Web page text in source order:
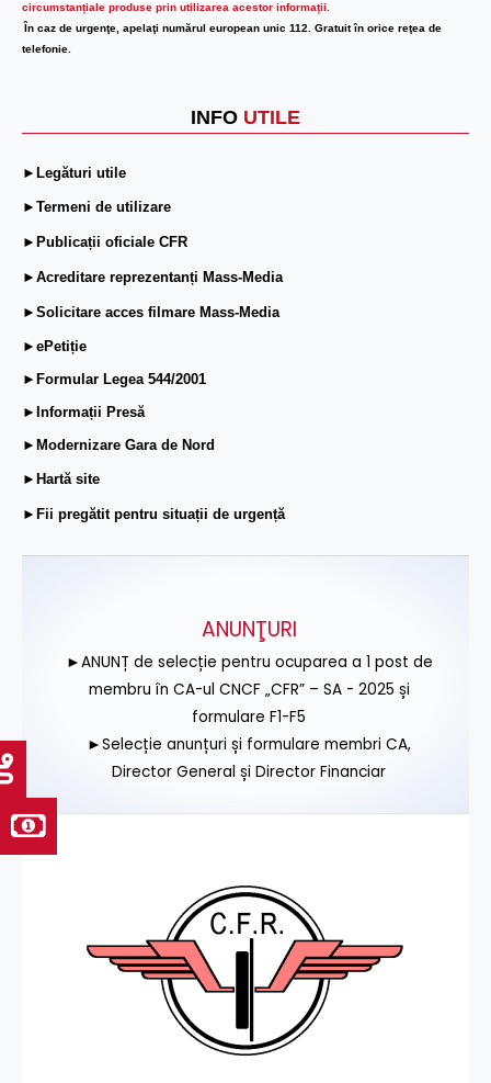
circumstanțiale produse prin utilizarea acestor informații.
În caz de urgenţe, apelaţi numărul european unic 112. Gratuit în orice reţea de
telefonie.
INFO UTILE
►Legături utile
►Termeni de utilizare
►Publicații oficiale CFR
►Acreditare reprezentanți Mass-Media
►Solicitare acces filmare Mass-Media
►ePetiție
►Formular Legea 544/2001
►Informații Presă
►Modernizare Gara de Nord
►Hartă site
►Fii pregătit pentru situații de urgență
ANUNŢURI
►ANUNȚ de selecție pentru ocuparea a 1 post de
membru în CA-ul CNCF „CFR” – SA - 2025 și
formulare F1-F5
►Selecție anunțuri și formulare membri CA,
Director General și Director Financiar